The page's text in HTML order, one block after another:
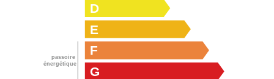
passoire
énergétique
G
F
E
D